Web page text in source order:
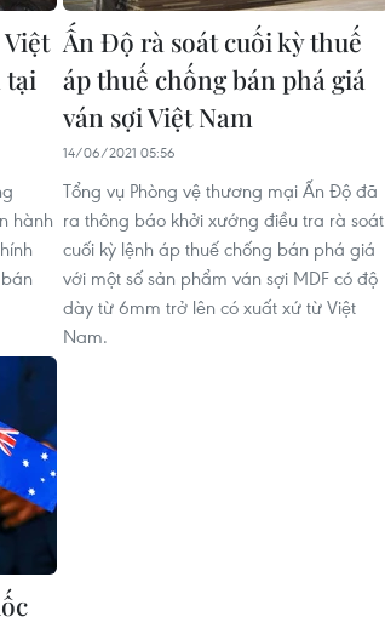
tại
hành
Ấn Độ rà soát cuối kỳ thuế
áp thuế chống bán phá giá
ván sợi Việt Nam
14/06/2021 05:56
Tổng vụ Phòng vệ thương mại Ấn Độ đã
ra thông báo khởi xướng điều tra rà soát
cuối kỳ lệnh áp thuế chống bán phá giá
với một số sản phẩm ván sợi MDF có độ
dày từ 6mm trở lên có xuất xứ từ Việt
Nam.